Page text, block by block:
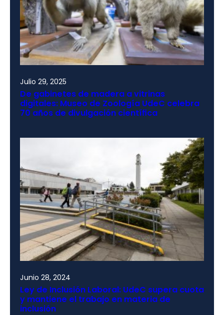
Julio 29, 2025
De gabinetes de madera a vitrinas
digitales: Museo de Zoología UdeC celebra
70 años de divulgación científica
Junio 28, 2024
Ley de Inclusión Laboral: UdeC supera cuota
y mantiene el trabajo en materia de
inclusión